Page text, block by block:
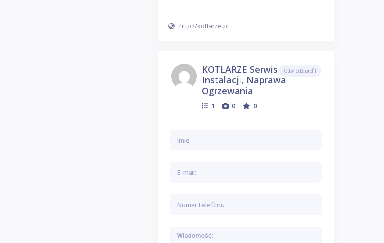
http://kotlarze.pl
KOTLARZE Serwis Kotłów I
Instalacji, Naprawa
Ogrzewania
1 0 0
Odwiedź profil